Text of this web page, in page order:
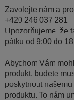
Zavolejte nám a
+420 246 037 281
Upozorňujeme, že
pátku od 9:00 do
Abychom Vám
produkt, budete
poskytnout
produktu. To nám